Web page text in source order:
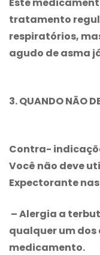
tratamento
respiratórios,
agudo de asma
3. QUANDO NÃO
Contra-
Você não deve
Expectorante
– Alergia a
qualquer um
medicamento.